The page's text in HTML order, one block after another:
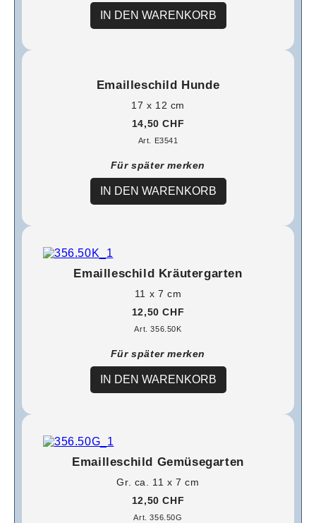
IN DEN WARENKORB
Emailleschild Hunde
17 x 12 cm
14,50 CHF
Art. E3541
Für später merken
IN DEN WARENKORB
Emailleschild Kräutergarten
11 x 7 cm
12,50 CHF
Art. 356.50K
Für später merken
IN DEN WARENKORB
Emailleschild Gemüsegarten
Gr. ca. 11 x 7 cm
12,50 CHF
Art. 356.50G